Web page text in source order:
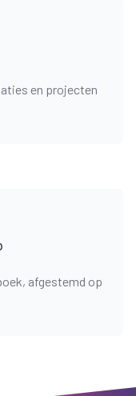
en projecten
afgestemd op